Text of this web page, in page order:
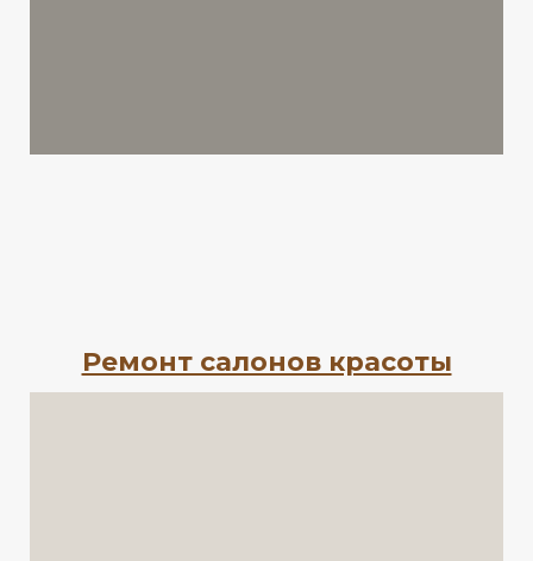
Ремонт салонов красоты